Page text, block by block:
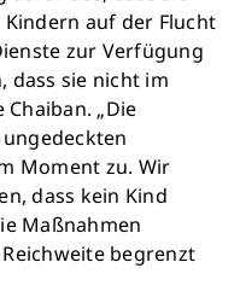
auf der Flucht
zur Verfügung
dass sie nicht im
„Die
Moment zu. Wir
dass kein Kind
Maßnahmen
begrenzt